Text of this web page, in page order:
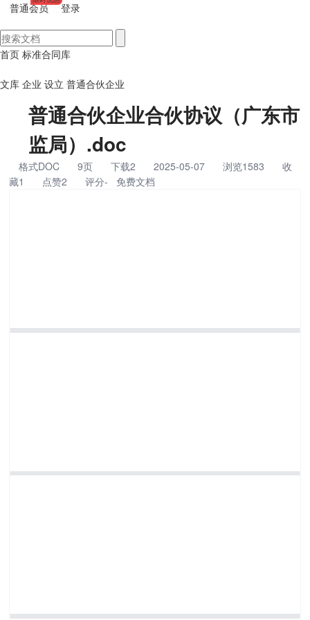
普通会员 登录
首页 标准合同库
文库 企业 设立 普通合伙企业
普通合伙企业合伙协议（广东市
监局）.doc
格式DOC 9页 下载2 2025-05-07 浏览1583
收
藏1
点赞2 评分- 免费文档